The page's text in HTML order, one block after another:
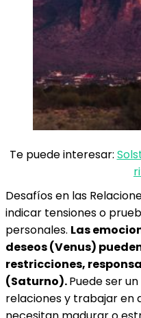
Te puede interesar:
Desafíos en las
indicar tensiones o
personales. Las
deseos (Venus)
restricciones,
(Saturno).Puede ser
relaciones y trabajar en